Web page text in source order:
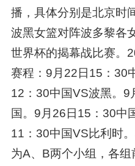
播，具体分别是北京时
波黑女篮对阵波多黎各
世界杯的揭幕战比赛。
赛程：9月22日15：30
12：30中国VS波黑。
国。9月26日15：30中
11：30中国VS比利时
为A、B两个小组，各